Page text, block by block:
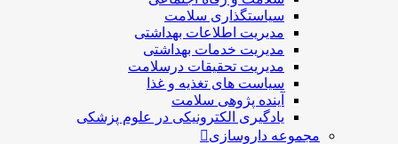
سیاستگذاری سلامت
مدیریت اطلاعات بهداشتی
مدیریت خدمات بهداشتی
مدیریت تحقیقات درسلامت
سیاست های تغذیه و غذا
آینده پژوهی سلامت
یادگیری الکترونیکی در علوم پزشکی
مجموعه داروسازی